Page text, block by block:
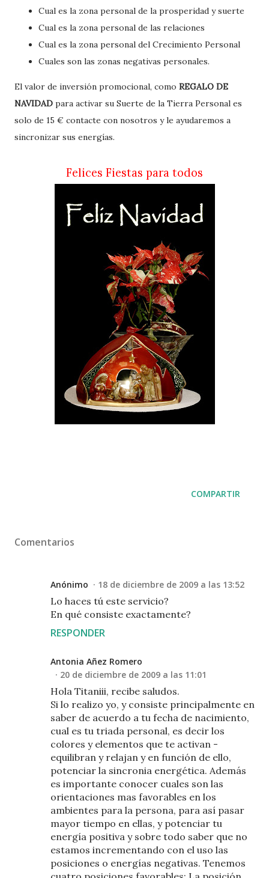
Cual es la zona personal de la prosperidad y suerte
Cual es la zona personal de las relaciones
Cual es la zona personal del Crecimiento Personal
Cuales son las zonas negativas personales.
El valor de inversión promocional, como REGALO DE
NAVIDAD para activar su Suerte de la Tierra Personal es
solo de 15 € contacte con nosotros y le ayudaremos a
sincronizar sus energías.
Felices Fiestas para todos
COMPARTIR
Comentarios
Anónimo 18 de diciembre de 2009 a las 13:52
Lo haces tú este servicio?
En qué consiste exactamente?
RESPONDER
Antonia Añez Romero
20 de diciembre de 2009 a las 11:01
Hola Titaniii, recibe saludos.
Si lo realizo yo, y consiste principalmente en
saber de acuerdo a tu fecha de nacimiento,
cual es tu triada personal, es decir los
colores y elementos que te activan -
equilibran y relajan y en función de ello,
potenciar la sincronia energética. Además
es importante conocer cuales son las
orientaciones mas favorables en los
ambientes para la persona, para así pasar
mayor tiempo en ellas, y potenciar tu
energía positiva y sobre todo saber que no
estamos incrementando con el uso las
posiciones o energías negativas. Tenemos